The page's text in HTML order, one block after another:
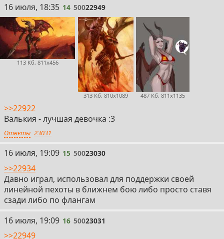
14
16 июля, 18:35 14 50022949
113 Кб, 811x456
313 Кб, 810x1089 487 Кб, 811x1135
>>22922
Валькия - лучшая девочка :3
Ответы 23031
15
16 июля, 19:09 15 50023030
>>22934
Давно играл, использовал для поддержки своей
линейной пехоты в ближнем бою либо просто ставя
сзади либо по флангам
16
16 июля, 19:09 16 50023031
>>22949